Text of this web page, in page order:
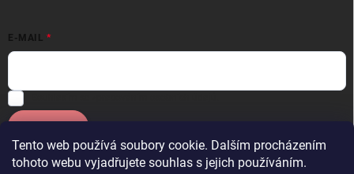
Tento web používá soubory cookie. Dalším procházením
tohoto webu vyjadřujete souhlas s jejich používáním.
E-MAIL